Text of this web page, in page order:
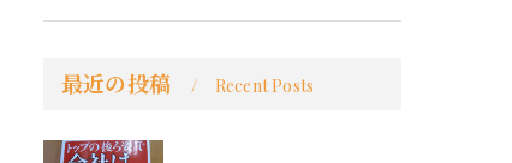
最近の投稿 Recent Posts